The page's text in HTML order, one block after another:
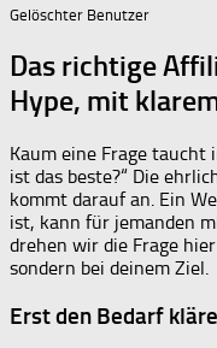
Gelöschter Benutzer
Das richtige
Hype, mit
Kaum eine Frage taucht
ist das beste?“ Die
kommt darauf an. Ein
ist, kann für jemanden
drehen wir die Frage
sondern bei deinem Ziel.
Erst den Bedarf